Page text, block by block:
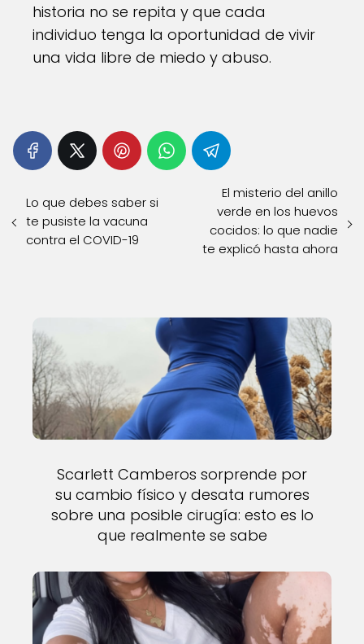
historia no se repita y que cada
individuo tenga la oportunidad de vivir
una vida libre de miedo y abuso.
Lo que debes saber si
te pusiste la vacuna
contra el COVID-19
El misterio del anillo
verde en los huevos
cocidos: lo que nadie
te explicó hasta ahora
Scarlett Camberos sorprende por
su cambio físico y desata rumores
sobre una posible cirugía: esto es lo
que realmente se sabe